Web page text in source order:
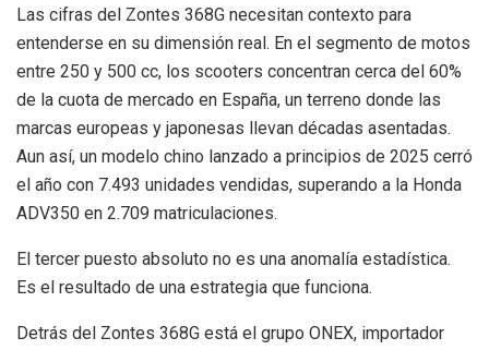
Las cifras del Zontes 368G necesitan contexto para
entenderse en su dimensión real. En el segmento de motos
entre 250 y 500 cc, los scooters concentran cerca del 60%
de la cuota de mercado en España, un terreno donde las
marcas europeas y japonesas llevan décadas asentadas.
Aun así, un modelo chino lanzado a principios de 2025 cerró
el año con 7.493 unidades vendidas, superando a la Honda
ADV350 en 2.709 matriculaciones.
El tercer puesto absoluto no es una anomalía estadística.
Es el resultado de una estrategia que funciona.
Detrás del Zontes 368G está el grupo ONEX, importador